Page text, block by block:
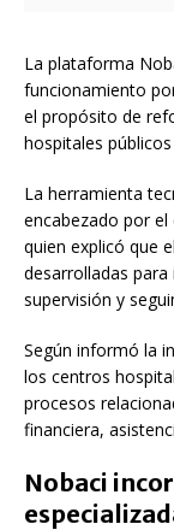
La plataforma
funcionamiento
el propósito de
hospitales
La herramienta
encabezado por
quien explicó que
desarrolladas
supervisión y
Según informó la
los centros
procesos
financiera,
Nobaci